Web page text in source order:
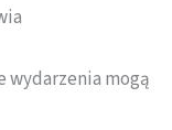
wydarzenia mogą